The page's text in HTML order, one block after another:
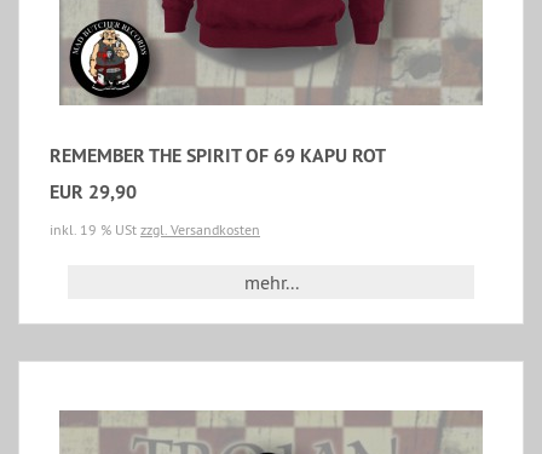
REMEMBER THE SPIRIT OF 69 KAPU ROT
EUR 29,90
inkl. 19 % USt zzgl. Versandkosten
mehr...